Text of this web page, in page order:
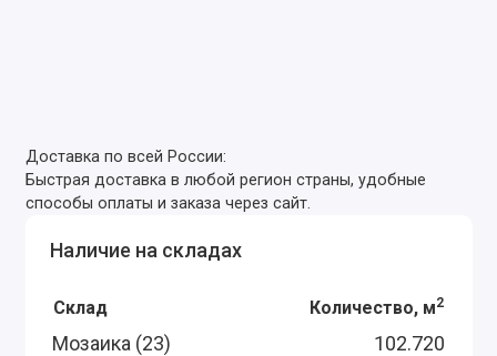
Доставка по всей России:
Быстрая доставка в любой регион страны, удобные
способы оплаты и заказа через сайт.
Наличие на складах
Склад Количество, м2
Мозаика (23)
102.720